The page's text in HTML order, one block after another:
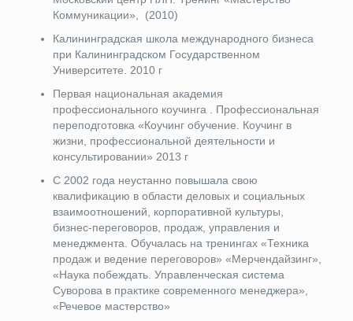
Коммуникации», (2010)
Калининградская школа международного бизнеса
при Калининградском Государственном
Университете. 2010 г
Первая национальная академия
профессионального коучинга . Профессиональная
переподготовка «Коучинг обучение. Коучинг в
жизни, профессиональной деятельности и
консультировании» 2013 г
С 2002 года неустанно повышала свою
квалификацию в области деловых и социальных
взаимоотношений, корпоративной культуры,
бизнес-переговоров, продаж, управления и
менеджмента. Обучалась на тренингах «Техника
продаж и ведение переговоров» «Мерчендайзинг»,
«Наука побеждать. Управленческая система
Суворова в практике современного менеджера»,
«Речевое мастерство»